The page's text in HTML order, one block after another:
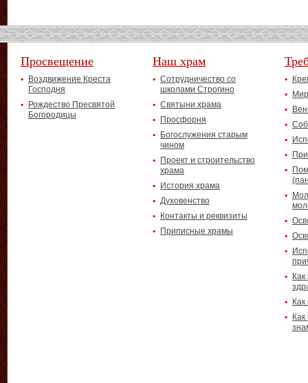
Просвещение
Воздвижение Креста
Господня
Рождество Пресвятой
Богородицы
Наш храм
Сотрудничество со
школами Строгино
Святыни храма
Просфорня
Богослужения старым
чином
Проект и строительство
храма
История храма
Духовенство
Контакты и реквизиты
Приписные храмы
Как